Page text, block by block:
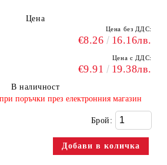
Цена
Цена без ДДС:
€8.26 16.16лв.
Цена с ДДС:
€9.91 19.38лв.
В наличност
поръчки през електронния магазин
Брой: